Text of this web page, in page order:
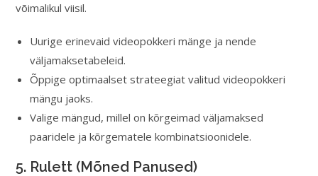
võimalikul viisil.
Uurige erinevaid videopokkeri mänge ja nende
väljamaksetabeleid.
Õppige optimaalset strateegiat valitud videopokkeri
mängu jaoks.
Valige mängud, millel on kõrgeimad väljamaksed
paaridele ja kõrgematele kombinatsioonidele.
5. Rulett (Mõned Panused)